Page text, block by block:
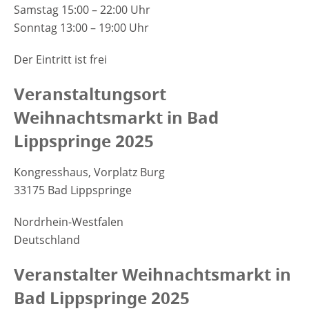
Samstag 15:00 – 22:00 Uhr
Sonntag 13:00 – 19:00 Uhr
Der Eintritt ist frei
Veranstaltungsort
Weihnachtsmarkt in Bad
Lippspringe 2025
Kongresshaus, Vorplatz Burg
33175 Bad Lippspringe
Nordrhein-Westfalen
Deutschland
Veranstalter Weihnachtsmarkt in
Bad Lippspringe 2025